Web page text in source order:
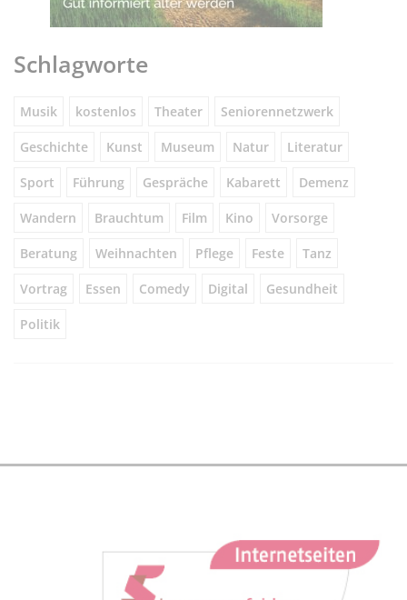
Schlagworte
Musik kostenlos Theater Seniorennetzwerk
Geschichte Kunst Museum Natur Literatur
Sport Führung Gespräche Kabarett Demenz
Wandern Brauchtum Film Kino Vorsorge
Beratung Weihnachten Pflege Feste Tanz
Vortrag Essen Comedy Digital Gesundheit
Politik